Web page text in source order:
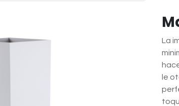
La
le